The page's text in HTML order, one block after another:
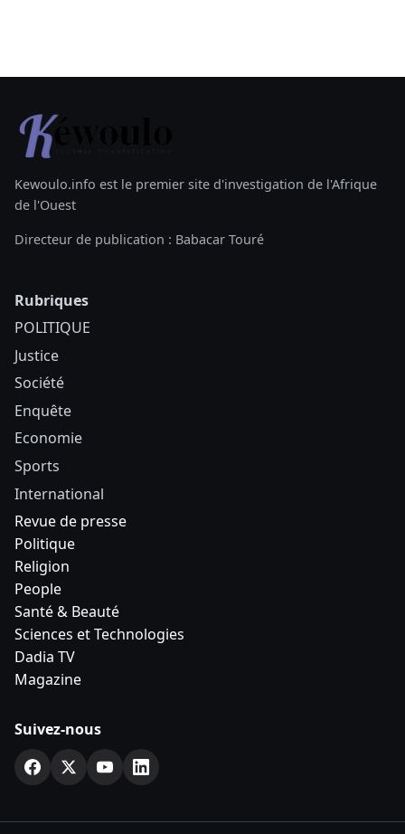
Kewoulo.info est le premier site d'investigation de l'Afrique
de l'Ouest
Directeur de publication : Babacar Touré
Rubriques
POLITIQUE
Justice
Société
Enquête
Economie
Sports
International
Revue de presse
Politique
Religion
People
Santé & Beauté
Sciences et Technologies
Dadia TV
Magazine
Suivez-nous